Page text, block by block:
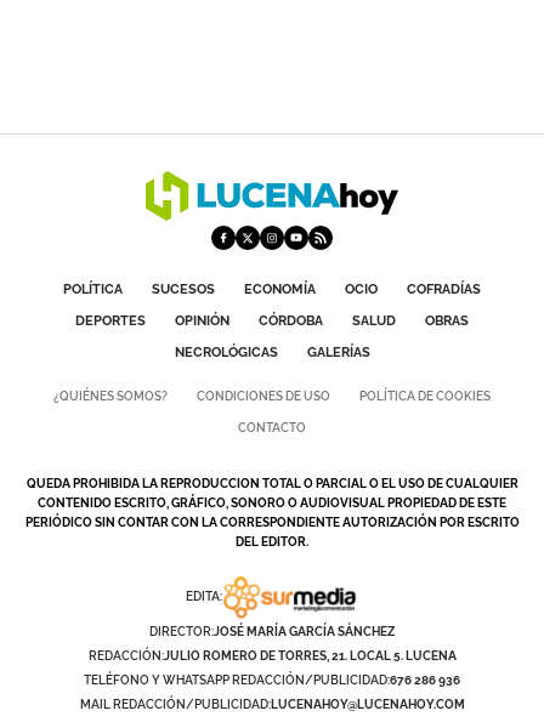
POLÍTICA SUCESOS ECONOMÍA OCIO
COFRADÍAS
DEPORTES
OPINIÓN CÓRDOBA SALUD
OBRAS
NECROLÓGICAS
GALERÍAS
¿QUIÉNES SOMOS? CONDICIONES DE USO POLÍTICA DE COOKIES
CONTACTO
QUEDA PROHIBIDA LA REPRODUCCION TOTAL O PARCIAL O EL USO DE CUALQUIER
CONTENIDO ESCRITO, GRÁFICO, SONORO O AUDIOVISUAL PROPIEDAD DE ESTE
PERIÓDICO SIN CONTAR CON LA CORRESPONDIENTE AUTORIZACIÓN POR ESCRITO
DEL EDITOR.
EDITA:
DIRECTOR:JOSÉ MARÍA GARCÍA SÁNCHEZ
REDACCIÓN:JULIO ROMERO DE TORRES, 21. LOCAL 5. LUCENA
TELÉFONO Y WHATSAPP REDACCIÓN/PUBLICIDAD:676 286 936
MAIL REDACCIÓN/PUBLICIDAD:LUCENAHOY@LUCENAHOY.COM